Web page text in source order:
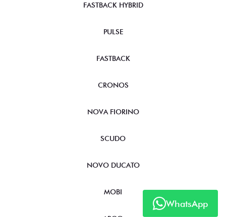
WhatsApp
FASTBACK HYBRID
PULSE
FASTBACK
CRONOS
NOVA FIORINO
SCUDO
NOVO DUCATO
MOBI